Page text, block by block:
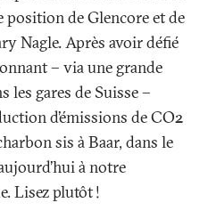
position de Glencore et de
Nagle. Après avoir défié
– via une grande
les gares de Suisse –
d’émissions de CO2
sis à Baar, dans le
à notre
Lisez plutôt!